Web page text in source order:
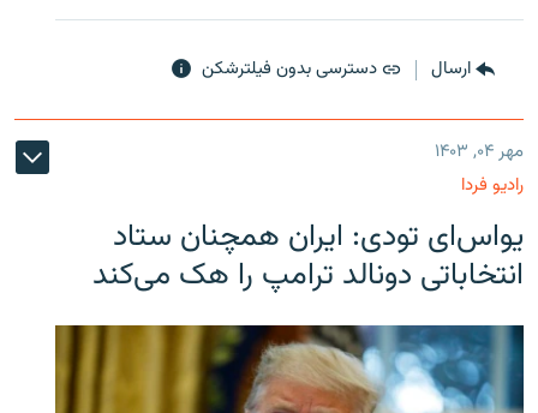
ارسال دسترسی بدون فیلترشکن
مهر ۰۴, ۱۴۰۳
رادیو فردا
یو‌اس‌ای تودی: ایران همچنان ستاد
انتخاباتی دونالد ترامپ را هک می‌کند